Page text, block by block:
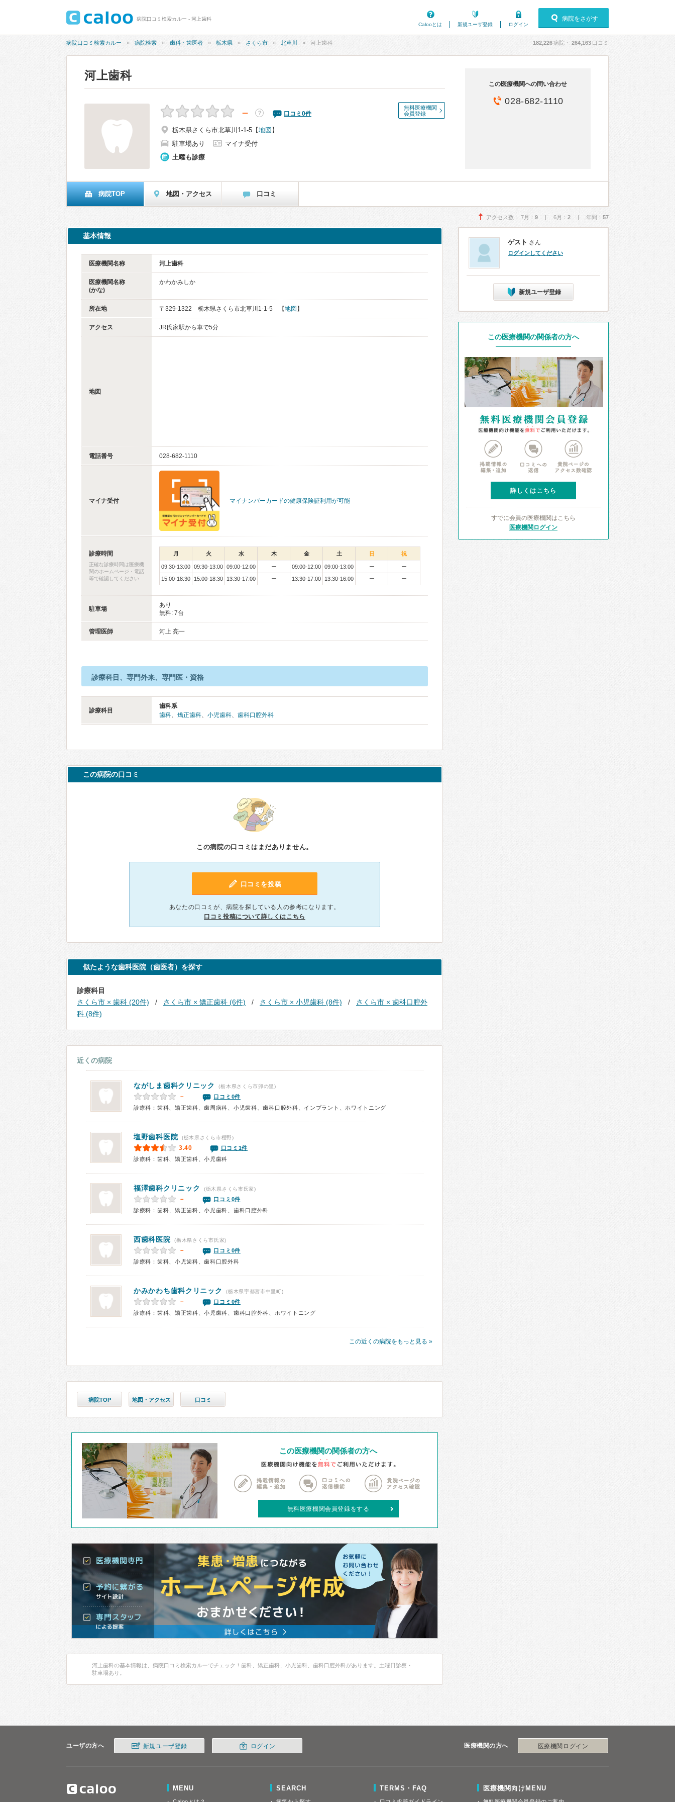
病院口コミ検索カルー - 河上歯科
Calooとは
新規ユーザ登録 ログイン
病院をさがす
病院口コミ検索カルー 病院検索 歯科・歯医者 栃木県 さくら市 北草川 河上歯科 182,226病院・ 264,163 口コミ
河上歯科
無料医療機関
会員登録
－ ？ 口コミ 0件
栃木県さくら市北草川1-1-5 【地図 】
駐車場あり
マイナ受付
土曜も診療
この医療機関への問い合わせ
028-682-1110
病院TOP 地図・アクセス 口コミ
アクセス数 7月： 9 | 6月： 2 | 年間： 57
基本情報
医療機関名称 河上歯科
医療機関名称
(かな)
かわかみしか
所在地 〒329-1322 栃木県さくら市北草川1-1-5 【地図 】
アクセス JR氏家駅から車で5分
地図
電話番号 028-682-1110
マイナ受付 マイナンバーカードの健康保険証利用が可能
診療時間
正確な診療時間は医療機
関のホームページ・電話
等で確認してください
月 火 水 木 金 土 日 祝
09:30-13:00 09:30-13:00 09:00-12:00 ー 09:00-12:00 09:00-13:00 ー
ー
15:00-18:30
15:00-18:30 13:30-17:00 ー 13:30-17:00 13:30-16:00 ー ー
駐車場
あり
無料: 7台
管理医師 河上 亮一
診療科目、専門外来、専門医・資格
診療科目
歯科系
歯科、 矯正歯科、 小児歯科、 歯科口腔外科
この病院の口コミ
この病院の口コミはまだありません。
口コミを投稿
あなたの口コミが、病院を探している人の参考になります。
口コミ投稿について詳しくはこちら
似たような歯科医院（歯医者）を探す
診療科目
さくら市 × 歯科 (20件)
さくら市 × 矯正歯科 (6件) さくら市 × 小児歯科 (8件)
さくら市 × 歯科口腔外
科 (8件)
近くの病院
ながしま歯科クリニック (栃木県さくら市卯の里)
－
口コミ0件
診療科：歯科、矯正歯科、歯周病科、小児歯科、歯科口腔外科、インプラント、ホワイトニング
塩野歯科医院 (栃木県さくら市櫻野)
3.40
口コミ1件
診療科：歯科、矯正歯科、小児歯科
福澤歯科クリニック (栃木県さくら市氏家)
－
口コミ0件
診療科：歯科、矯正歯科、小児歯科、歯科口腔外科
西歯科医院 (栃木県さくら市氏家)
－
口コミ0件
診療科：歯科、小児歯科、歯科口腔外科
かみかわち歯科クリニック (栃木県宇都宮市中里町)
－
口コミ0件
診療科：歯科、矯正歯科、小児歯科、歯科口腔外科、ホワイトニング
この近くの病院をもっと見る »
病院TOP 地図・アクセス 口コミ
この医療機関の関係者の方へ
無料医療機関会員登録をする
河上歯科の基本情報は、病院口コミ検索カルーでチェック！歯科、矯正歯科、小児歯科、歯科口腔外科があります。土曜日診察・
駐車場あり。
ゲスト さん
ログインしてください
新規ユーザ登録
この医療機関の関係者の方へ
詳しくはこちら
すでに会員の医療機関はこちら
医療機関ログイン
ユーザの方へ 新規ユーザ登録 ログイン 医療機関の方へ 医療機関ログイン
MENU SEARCH TERMS・FAQ 医療機関向けMENU